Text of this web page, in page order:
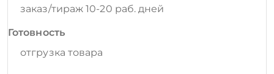
заказ/тираж 10-20 раб. дней
Готовность
отгрузка товара